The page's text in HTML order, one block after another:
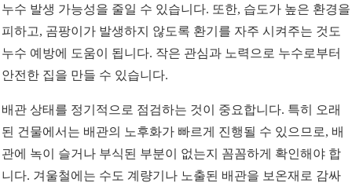
누수 발생 가능성을 줄일 수 있습니다. 또한, 습도가 높은 환경을
피하고, 곰팡이가 발생하지 않도록 환기를 자주 시켜주는 것도
누수 예방에 도움이 됩니다. 작은 관심과 노력으로 누수로부터
안전한 집을 만들 수 있습니다.
배관 상태를 정기적으로 점검하는 것이 중요합니다. 특히 오래
된 건물에서는 배관의 노후화가 빠르게 진행될 수 있으므로, 배
관에 녹이 슬거나 부식된 부분이 없는지 꼼꼼하게 확인해야 합
니다. 겨울철에는 수도 계량기나 노출된 배관을 보온재로 감싸